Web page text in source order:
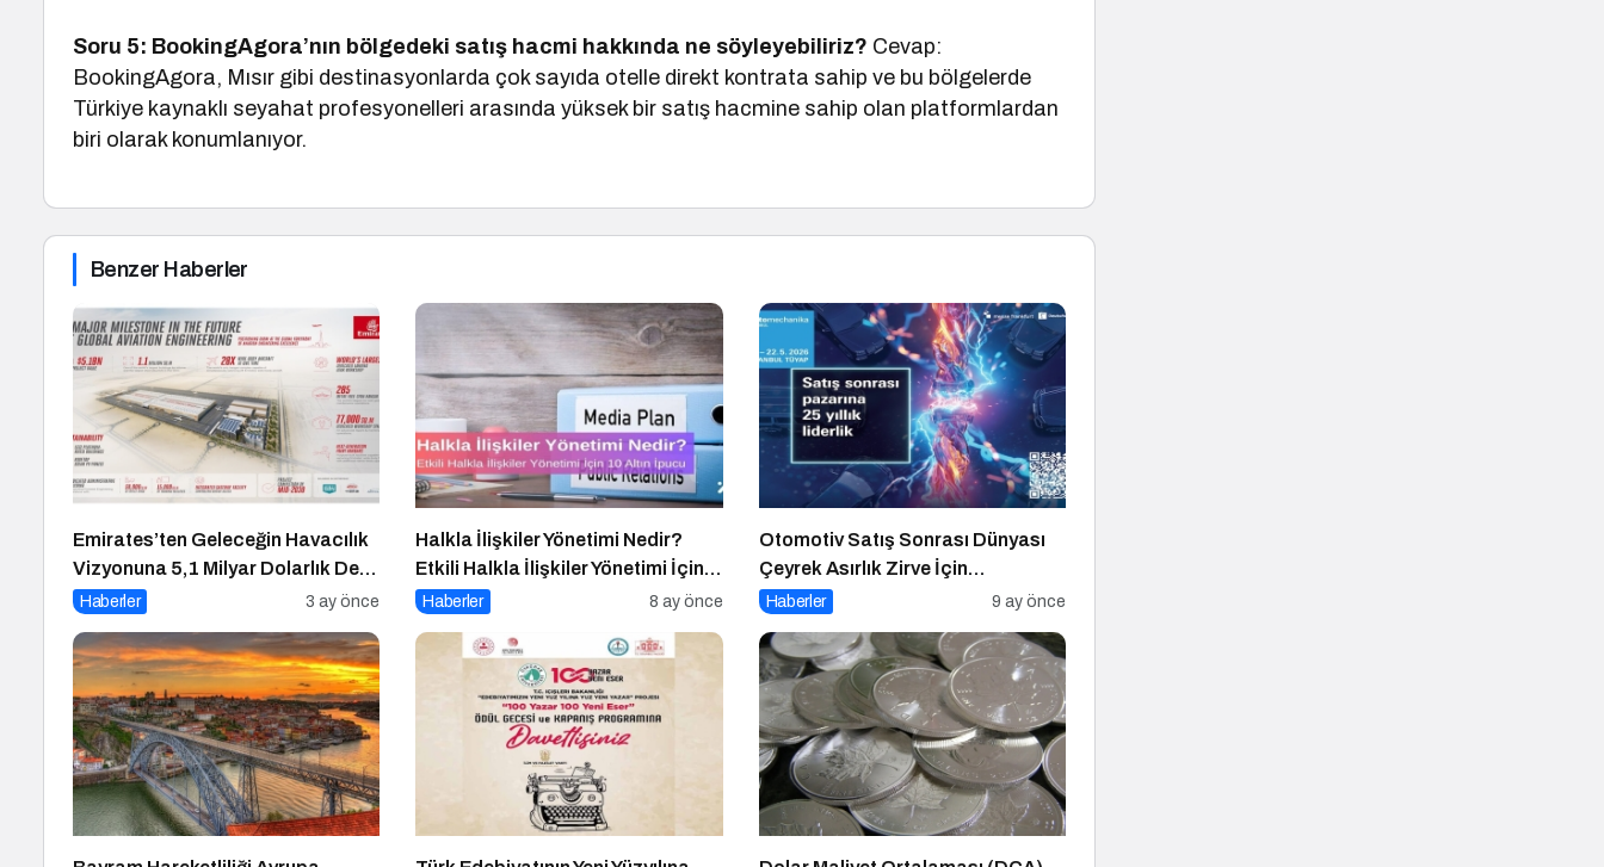
Soru 5: BookingAgora’nın bölgedeki satış hacmi hakkında ne söyleyebiliriz? Cevap:
BookingAgora, Mısır gibi destinasyonlarda çok sayıda otelle direkt kontrata sahip ve bu bölgelerde
Türkiye kaynaklı seyahat profesyonelleri arasında yüksek bir satış hacmine sahip olan platformlardan
biri olarak konumlanıyor.
Benzer Haberler
Emirates’ten Geleceğin Havacılık
Vizyonuna 5,1 Milyar Dolarlık Dev
Yatırım
Haberler 3 ay önce
Halkla İlişkiler Yönetimi Nedir?
Etkili Halkla İlişkiler Yönetimi İçin
10 Altın İpucu
Haberler 8 ay önce
Otomotiv Satış Sonrası Dünyası
Çeyrek Asırlık Zirve İçin
İstanbul’da Buluşuyor
Haberler 9 ay önce